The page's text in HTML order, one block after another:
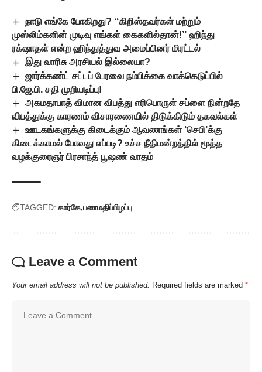
நாடு எங்கே போகிறது? ‘‘கிறிஸ்தவர்கள் மற்றும்
முஸ்லிம்களின் முடிவு எங்கள் கைகளில்தான்!’’ ஹிந்து
ரக்‌ஷாதள் என்ற ஹிந்துத்துவ அமைப்பினர் மிரட்டல்
இது வாரிசு அரசியல் இல்லையா?
ஜார்க்கண்ட் சட்டப் பேரவை நம்பிக்கை வாக்கெடுப்பில்
பி.ஜே.பி. சதி முறியடிப்பு!
அகமதாபாத் விமான விபத்து எரிபொருள் சப்ளை நின்றதே
விபத்துக்கு காரணம் விசாரணையில் திடுக்கிடும் தகவல்கள்
ஊடகங்களுக்கு கிடைக்கும் ஆவணங்கள் ‘செபி’க்கு
கிடைக்காமல் போவது எப்படி? உச்ச நீதிமன்றத்தில் மூத்த
வழக்குரைஞர் பிரசாந்த் பூஷண் வாதம்
TAGGED: கார்கே பணமதிப்பிழப்பு
Leave a Comment
Your email address will not be published. Required fields are marked *